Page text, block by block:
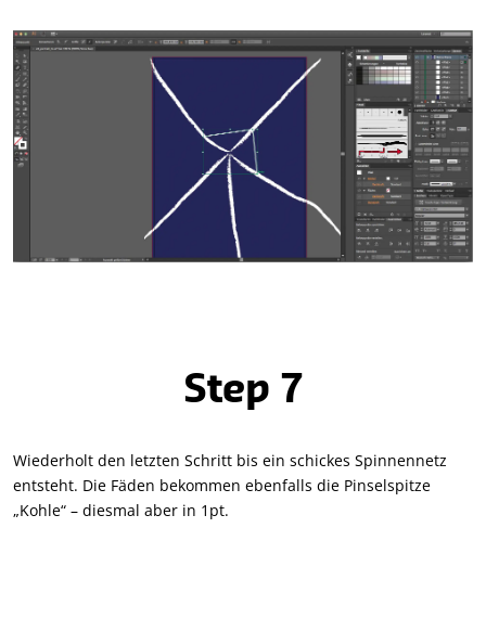
Step 7
Wiederholt den letzten Schritt bis ein schickes Spinnennetz
entsteht. Die Fäden bekommen ebenfalls die Pinselspitze
„Kohle“ – diesmal aber in 1pt.